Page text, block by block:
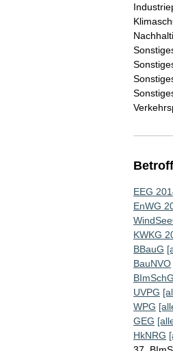
EEG
EnWG
KWKG
BBauG
BauNVO
BImSchG
UVPG
WPG
GEG
HkNRG